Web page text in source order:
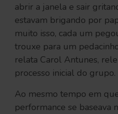
abrir a janela e sair
estavam brigando por
muito isso, cada um
trouxe para um
relata Carol Antunes,
processo inicial do grupo.
Ao mesmo tempo em
performance se baseava